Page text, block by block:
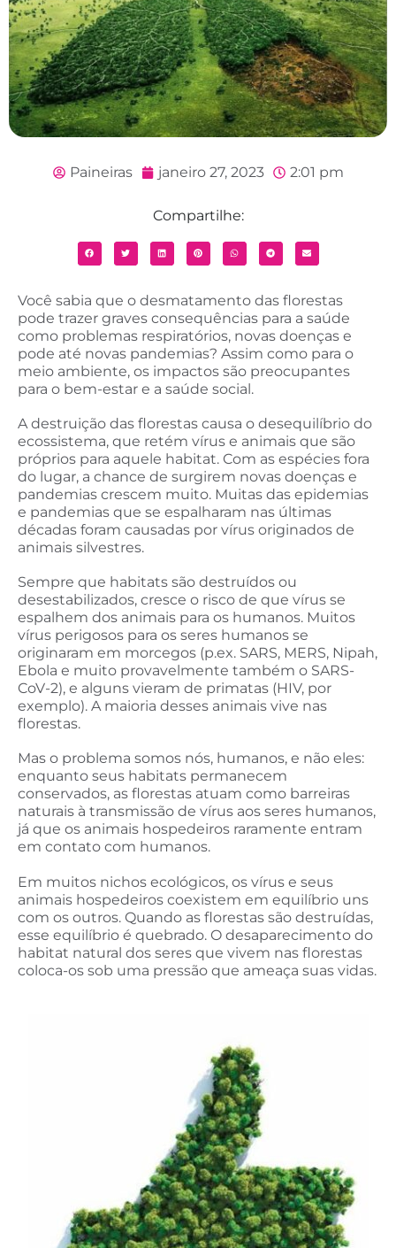
Paineiras janeiro 27, 2023 2:01 pm
Compartilhe:
Você sabia que o desmatamento das florestas
pode trazer graves consequências para a saúde
como problemas respiratórios, novas doenças e
pode até novas pandemias? Assim como para o
meio ambiente, os impactos são preocupantes
para o bem-estar e a saúde social.
A destruição das florestas causa o desequilíbrio do
ecossistema, que retém vírus e animais que são
próprios para aquele habitat. Com as espécies fora
do lugar, a chance de surgirem novas doenças e
pandemias crescem muito. Muitas das epidemias
e pandemias que se espalharam nas últimas
décadas foram causadas por vírus originados de
animais silvestres.
Sempre que habitats são destruídos ou
desestabilizados, cresce o risco de que vírus se
espalhem dos animais para os humanos. Muitos
vírus perigosos para os seres humanos se
originaram em morcegos (p.ex. SARS, MERS, Nipah,
Ebola e muito provavelmente também o SARS-
CoV-2), e alguns vieram de primatas (HIV, por
exemplo). A maioria desses animais vive nas
florestas.
Mas o problema somos nós, humanos, e não eles:
enquanto seus habitats permanecem
conservados, as florestas atuam como barreiras
naturais à transmissão de vírus aos seres humanos,
já que os animais hospedeiros raramente entram
em contato com humanos.
Em muitos nichos ecológicos, os vírus e seus
animais hospedeiros coexistem em equilíbrio uns
com os outros. Quando as florestas são destruídas,
esse equilíbrio é quebrado. O desaparecimento do
habitat natural dos seres que vivem nas florestas
coloca-os sob uma pressão que ameaça suas vidas.